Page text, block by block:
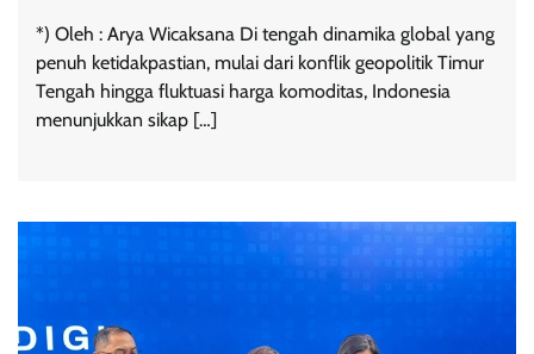
*) Oleh : Arya Wicaksana Di tengah dinamika global yang
penuh ketidakpastian, mulai dari konflik geopolitik Timur
Tengah hingga fluktuasi harga komoditas, Indonesia
menunjukkan sikap […]